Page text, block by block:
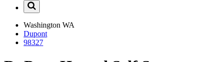
Washington WA
Dupont
98327